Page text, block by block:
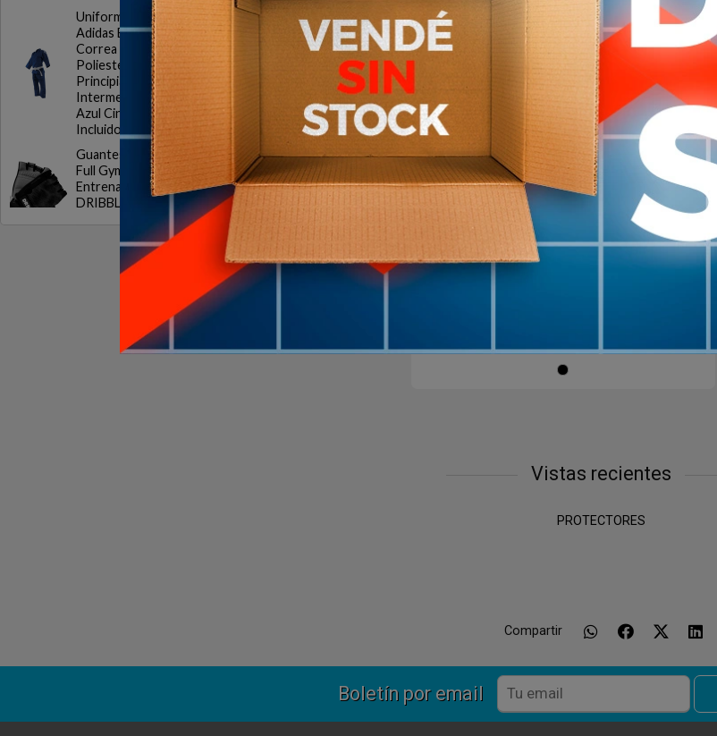
Uniforme Judo
Adidas Evolution con
Correa Algodon
Poliester
Principiantes
Intermedios Blanco
Azul Cinturon
Incluido
Guantes Gym DRB
Full Gym 20 Ciclismo
Entrenamiento
DRIBBLING
2 en stock
Codera Venum Kontact
Vistas recientes
PROTECTORES
Compartir
Boletín por email